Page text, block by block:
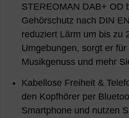
STEREOMAN DAB+ OD
Gehörschutz nach DIN
reduziert Lärm um bis zu
Umgebungen, sorgt er
Musikgenuss und mehr
Kabellose Freiheit &
den Kopfhörer per
Smartphone und nutzen